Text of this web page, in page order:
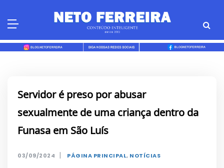
Servidor é preso por abusar
sexualmente de uma criança dentro da
Funasa em São Luís
03/09/2024 | PÁGINA PRINCIPAL, NOTÍCIAS